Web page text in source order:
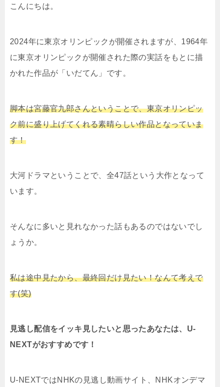
こんにちは。
2024年に東京オリンピックが開催されますが、1964年
に東京オリンピックが開催された際の実話をもとに描
かれた作品が「いだてん」です。
脚本は宮藤官九郎さんということで、東京オリンピッ
ク前に盛り上げてくれる素晴らしい作品となっていま
す！
大河ドラマということで、全47話という大作となって
います。
そんなに多いと見れなかった話もあるのではないでし
ょうか。
私は途中見たから、最終回だけ見たい！なんて考えで
す(笑)
見逃し配信をイッキ見したいと思ったあなたは、U-
NEXTがおすすめです！
U-NEXTではNHKの見逃し動画サイト、NHKオンデマ